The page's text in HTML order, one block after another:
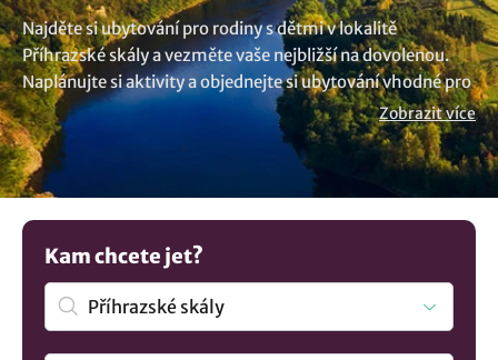
Najděte si ubytování pro rodiny s dětmi v lokalitě
Příhrazské skály a vezměte vaše nejbližší na dovolenou.
Naplánujte si aktivity a objednejte si ubytování vhodné pro
rodiny s dětmi. Pobyt si daleko více užijete, jak vy, tak i
vaše ratolesti. A už víte kam se vydat s dětmi v oblasti
Příhrazské skály? Na regiontourist.cz najdete pobyty, které
myslí na velké i malé děti, ale také i na maminky s
miminky. A jaké vybavení je dobré mít na paměti, aby
ubytovací zařízení mělo pro nejmenší hosty připraveno? Za
pěkného počasí přijde vhod zahrada s dětským hřištěm,
prolézačkami, houpačkami nebo pískovištěm a v případě
nepřízně počasí je radost nechat si děti pohrát v dětském
koutku se spoustou hraček nebo ve větší herně. Objevte
Zobrazit více
Kam chcete jet?